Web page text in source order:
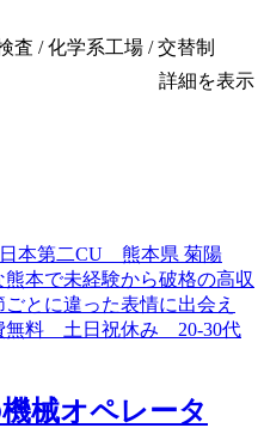
査 / 化学系工場 / 交替制
詳細を表示
械オペレータ